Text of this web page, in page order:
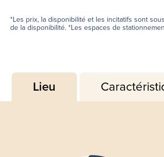
*Les prix, la disponibilité et les incitatifs sont
de la disponibilité. *Les espaces de
Lieu